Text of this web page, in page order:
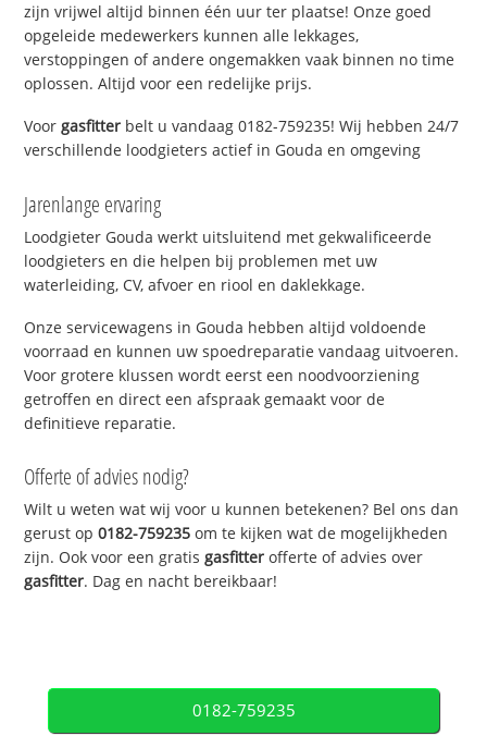
zijn vrijwel altijd binnen één uur ter plaatse! Onze goed
opgeleide medewerkers kunnen alle lekkages,
verstoppingen of andere ongemakken vaak binnen no time
oplossen. Altijd voor een redelijke prijs.
Voorgasfitter belt u vandaag 0182-759235! Wij hebben 24/7
verschillende loodgieters actief in Gouda en omgeving
Jarenlange ervaring
Loodgieter Gouda werkt uitsluitend met gekwalificeerde
loodgieters en die helpen bij problemen met uw
waterleiding, CV, afvoer en riool en daklekkage.
Onze servicewagens in Gouda hebben altijd voldoende
voorraad en kunnen uw spoedreparatie vandaag uitvoeren.
Voor grotere klussen wordt eerst een noodvoorziening
getroffen en direct een afspraak gemaakt voor de
definitieve reparatie.
Offerte of advies nodig?
Wilt u weten wat wij voor u kunnen betekenen? Bel ons dan
gerust op0182-759235 om te kijken wat de mogelijkheden
zijn. Ook voor een gratisgasfitter offerte of advies over
gasfitter. Dag en nacht bereikbaar!
0182-759235